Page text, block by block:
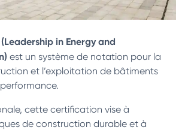
in Energy and
est un système de notation pour la
et l’exploitation de bâtiments
cette certification vise à
de construction durable et à